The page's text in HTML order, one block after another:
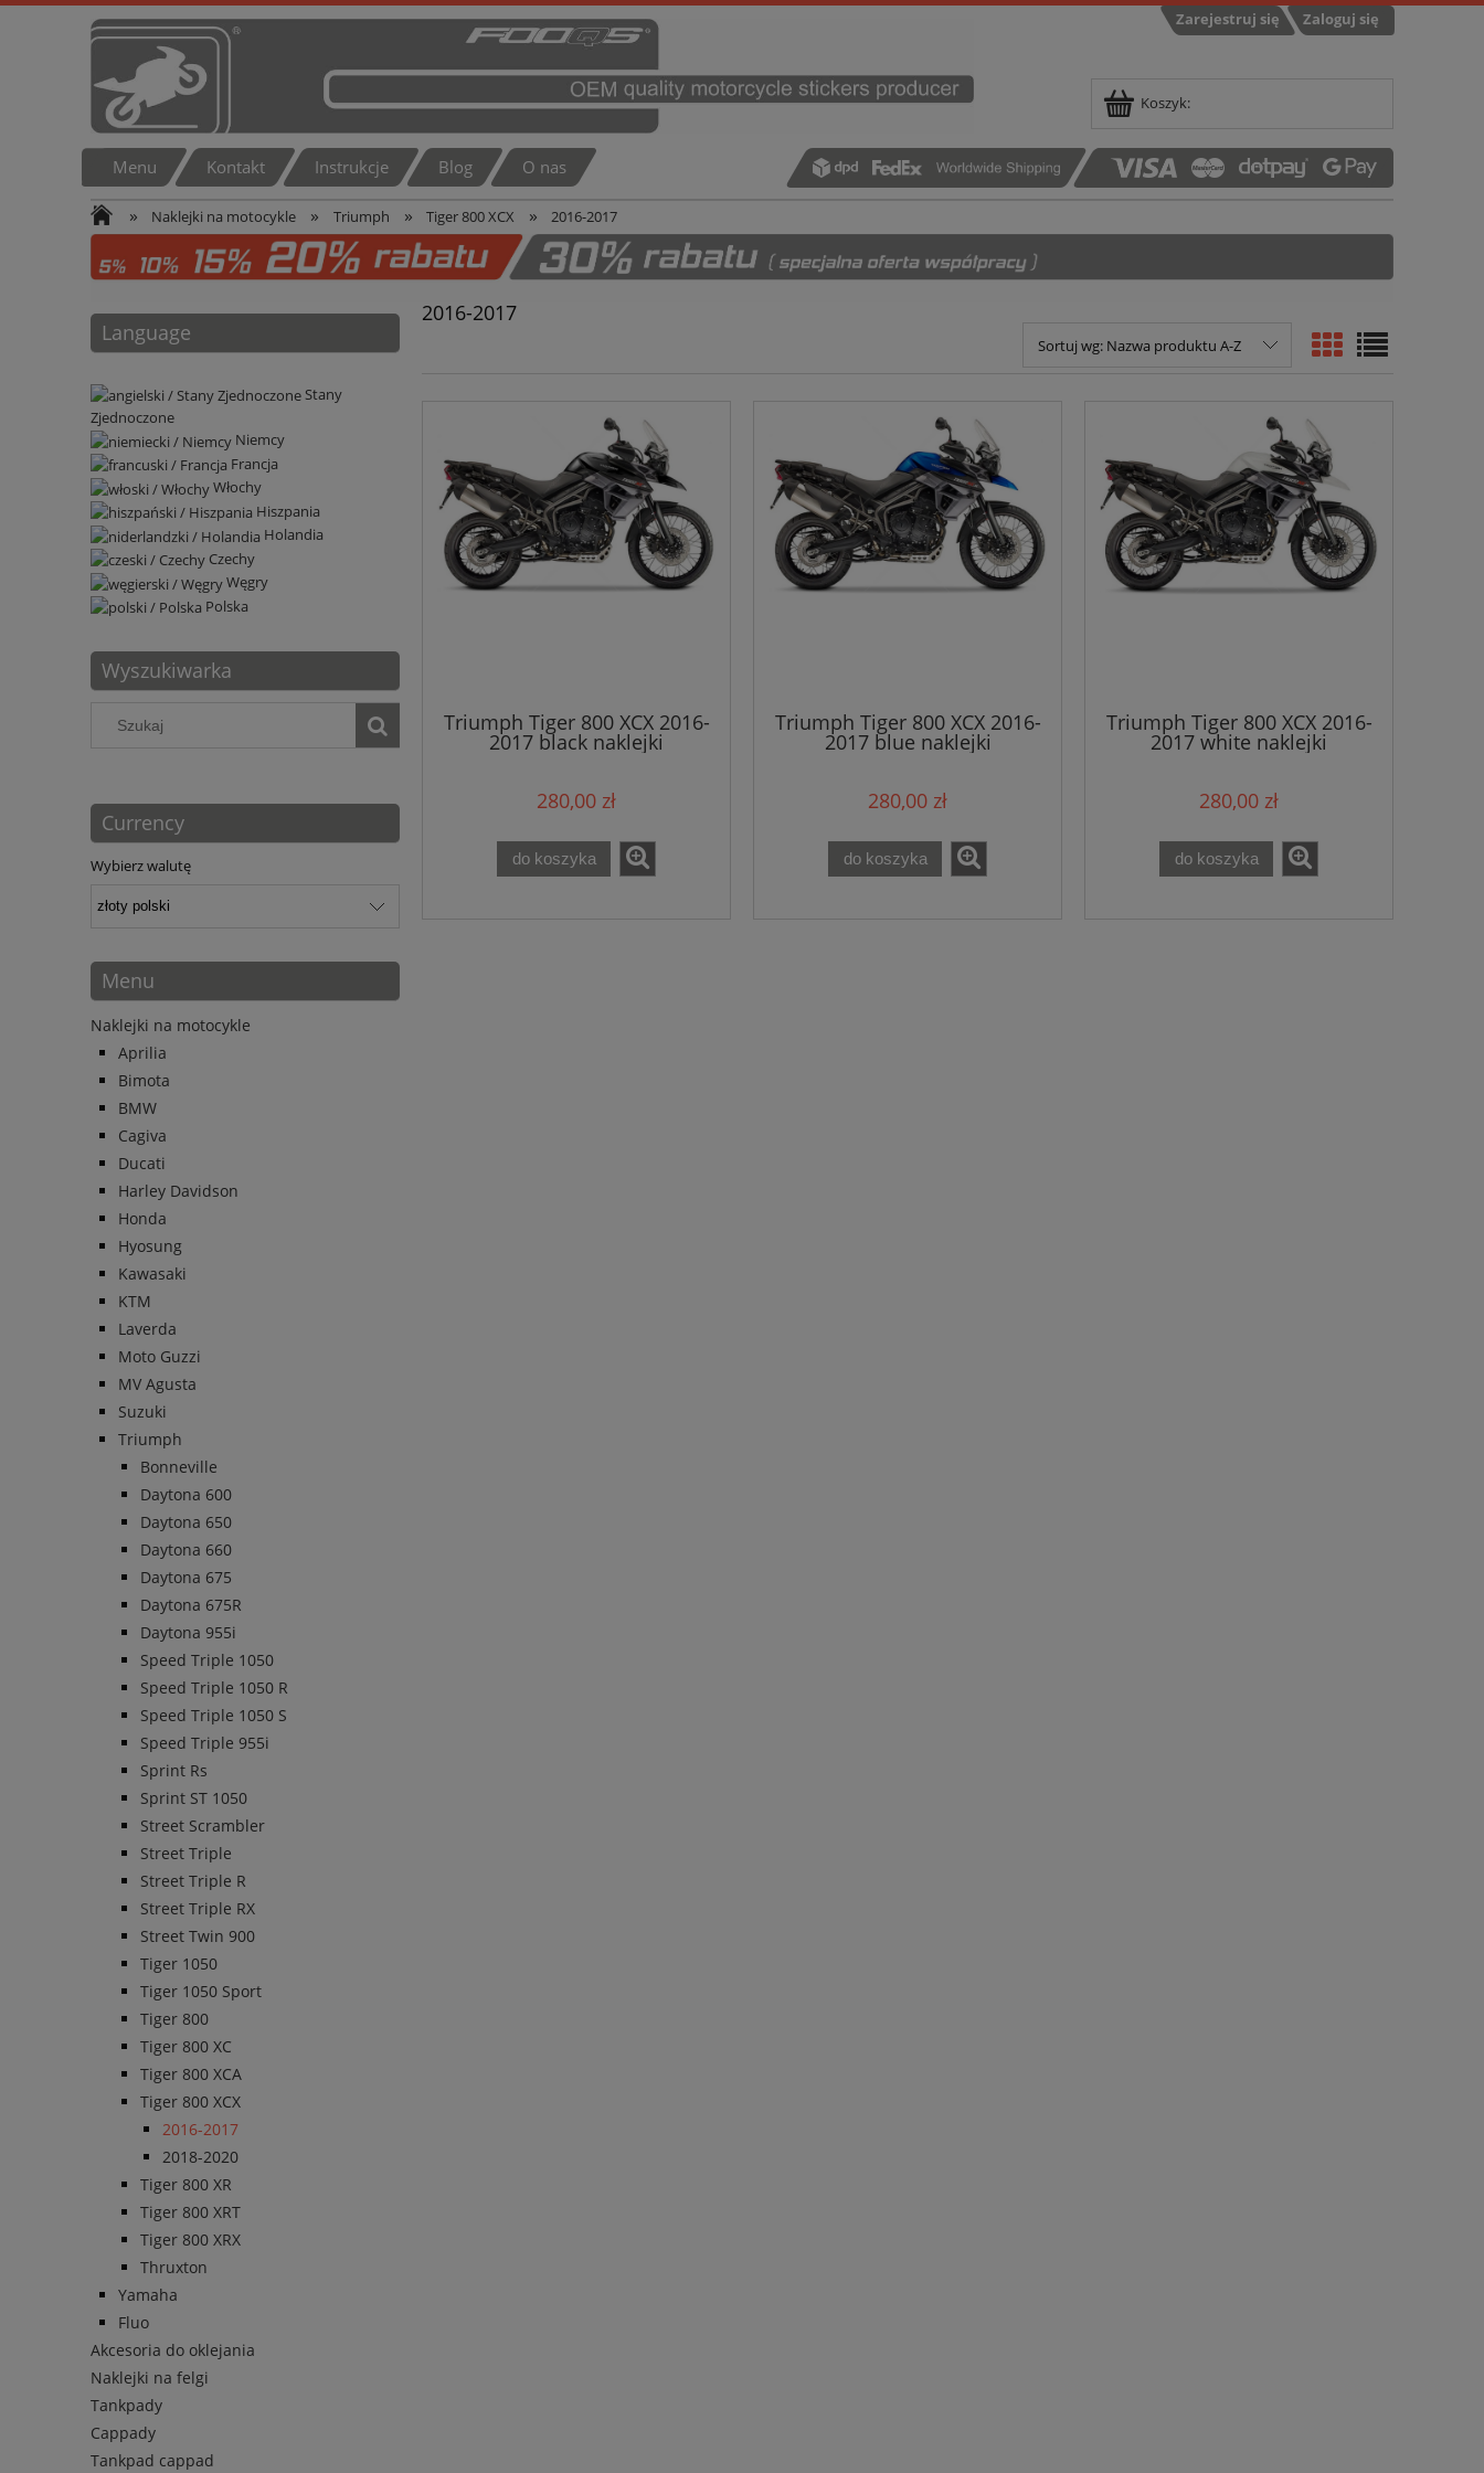
Zarejestruj się Zaloguj się
Koszyk:
Menu Kontakt Instrukcje Blog O nas
» Naklejki na motocykle » Triumph » Tiger 800 XCX » 2016-2017
Language
Stany
Zjednoczone
Niemcy
Francja
Włochy
Hiszpania
Holandia
Czechy
Węgry
Polska
Wyszukiwarka
Currency
Wybierz walutę
Menu
Naklejki na motocykle
Aprilia
Bimota
BMW
Cagiva
Ducati
Harley Davidson
Honda
Hyosung
Kawasaki
KTM
Laverda
Moto Guzzi
MV Agusta
Suzuki
Triumph
Bonneville
Daytona 600
Daytona 650
Daytona 660
Daytona 675
Daytona 675R
Daytona 955i
Speed Triple 1050
Speed Triple 1050 R
Speed Triple 1050 S
Speed Triple 955i
Sprint Rs
Sprint ST 1050
Street Scrambler
Street Triple
Street Triple R
Street Triple RX
Street Twin 900
Tiger 1050
Tiger 1050 Sport
Tiger 800
Tiger 800 XC
Tiger 800 XCA
Tiger 800 XCX
2016-2017
2018-2020
Tiger 800 XR
Tiger 800 XRT
Tiger 800 XRX
Thruxton
Yamaha
Fluo
Akcesoria do oklejania
Naklejki na felgi
Tankpady
Cappady
Tankpad cappad
2016-2017
Sortuj wg: Nazwa produktu A-Z
Triumph Tiger 800 XCX 2016-
2017 black naklejki
280,00 zł
do koszyka
Triumph Tiger 800 XCX 2016-
2017 blue naklejki
280,00 zł
do koszyka
Triumph Tiger 800 XCX 2016-
2017 white naklejki
280,00 zł
do koszyka